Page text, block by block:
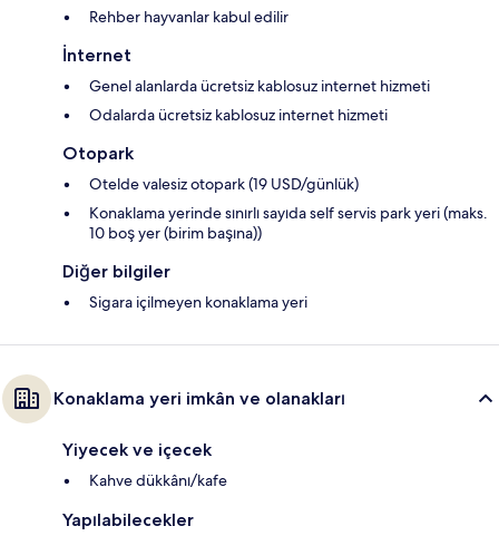
Rehber hayvanlar kabul edilir
İnternet
Genel alanlarda ücretsiz kablosuz internet hizmeti
Odalarda ücretsiz kablosuz internet hizmeti
Otopark
Otelde valesiz otopark (19 USD/günlük)
Konaklama yerinde sınırlı sayıda self servis park yeri (maks.
10 boş yer (birim başına))
Diğer bilgiler
Sigara içilmeyen konaklama yeri
Konaklama yeri imkân ve olanakları
Yiyecek ve içecek
Kahve dükkânı/kafe
Yapılabilecekler